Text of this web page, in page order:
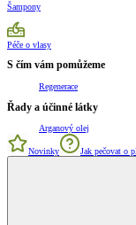
Šampony
Péče o vlasy
S čím vám pomůžeme
Regenerace
Řady a účinné látky
Arganový olej
Novinky Jak pečovat o